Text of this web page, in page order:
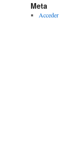
Meta
Acceder